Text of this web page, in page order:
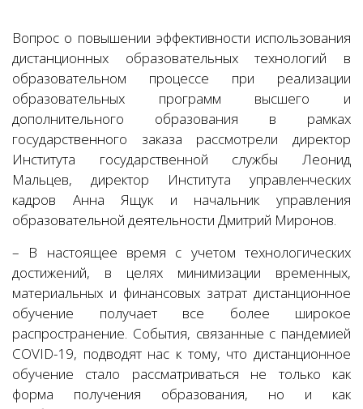
Вопрос о повышении эффективности использования
дистанционных образовательных технологий в
образовательном процессе при реализации
образовательных программ высшего и
дополнительного образования в рамках
государственного заказа рассмотрели директор
Института государственной службы Леонид
Мальцев, директор Института управленческих
кадров Анна Ящук и начальник управления
образовательной деятельности Дмитрий Миронов.
– В настоящее время с учетом технологических
достижений, в целях минимизации временных,
материальных и финансовых затрат дистанционное
обучение получает все более широкое
распространение. События, связанные с пандемией
COVID-19, подводят нас к тому, что дистанционное
обучение стало рассматриваться не только как
форма получения образования, но и как